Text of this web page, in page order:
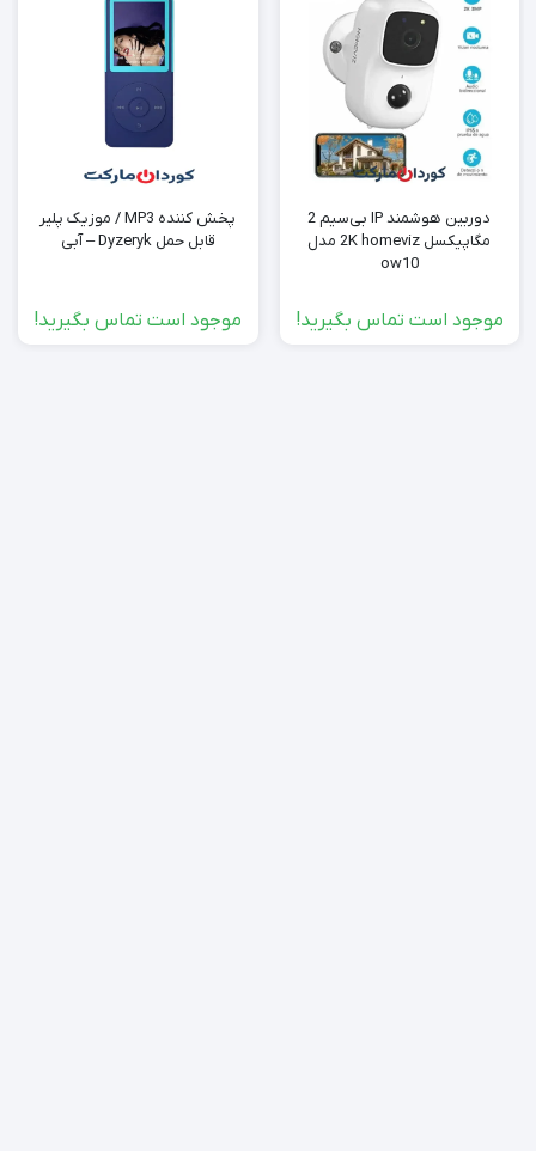
دوربین هوشمند IP بی‌سیم 2
مگاپیکسل 2K homeviz مدل
ow10
موجود است تماس بگیرید!
پخش کننده MP3 / موزیک پلیر
قابل حمل Dyzeryk – آبی
موجود است تماس بگیرید!